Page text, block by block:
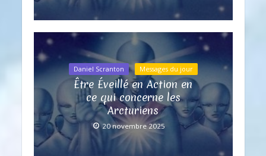
Daniel Scranton Messages du jour
Être Éveillé en Action en
ce qui concerne les
Arcturiens
20 novembre 2025